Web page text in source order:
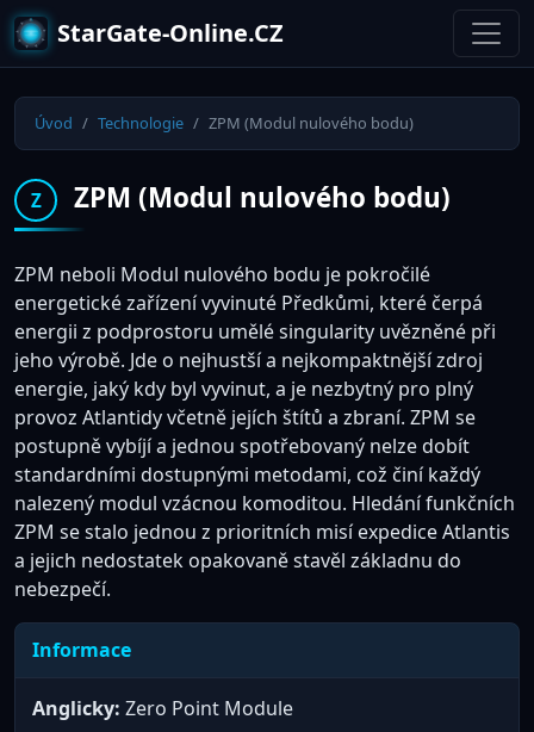
StarGate-Online.CZ
Úvod Technologie ZPM (Modul nulového bodu)
Z ZPM (Modul nulového bodu)
ZPM neboli Modul nulového bodu je pokročilé
energetické zařízení vyvinuté Předkůmi, které čerpá
energii z podprostoru umělé singularity uvězněné při
jeho výrobě. Jde o nejhustší a nejkompaktnější zdroj
energie, jaký kdy byl vyvinut, a je nezbytný pro plný
provoz Atlantidy včetně jejích štítů a zbraní. ZPM se
postupně vybíjí a jednou spotřebovaný nelze dobít
standardními dostupnými metodami, což činí každý
nalezený modul vzácnou komoditou. Hledání funkčních
ZPM se stalo jednou z prioritních misí expedice Atlantis
a jejich nedostatek opakovaně stavěl základnu do
nebezpečí.
Informace
Anglicky: Zero Point Module